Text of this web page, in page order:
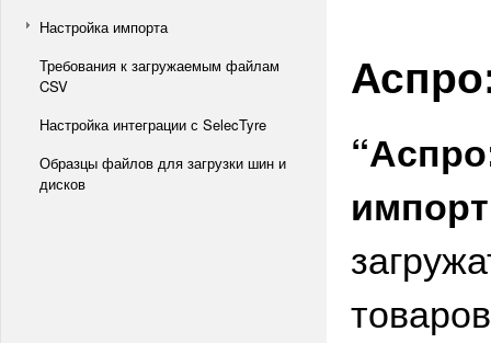
Настройка импорта
Требования к загружаемым файлам
CSV
Настройка интеграции с SelecTyre
Образцы файлов для загрузки шин и
дисков